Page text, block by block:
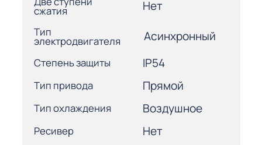
сжатия Нет
Тип
электродвигателя Асинхронный
Степень защиты IP54
Тип привода Прямой
Тип охлаждения Воздушное
Ресивер Нет